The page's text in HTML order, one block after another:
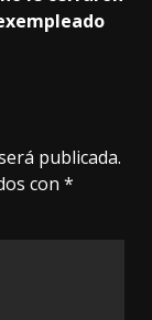
publicada.
con *